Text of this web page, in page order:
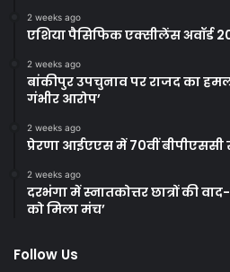
2 weeks ago
एशिया पैसिफिक एक्सीलेंस अवॉर्ड
2 weeks ago
बांकीपुर उपचुनाव पर राजद का
गंभीर आरोप’
2 weeks ago
प्रेरणा आईएएस में 70वीं
2 weeks ago
दरभंगा में स्नातकोत्तर छात्रों की
को मिला मंच’
Follow Us